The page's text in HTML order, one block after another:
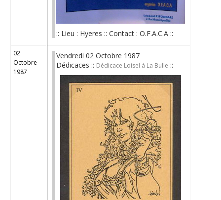
:: Lieu : Hyeres :: Contact : O.F.A.C.A ::
02
Octobre
1987
Vendredi 02 Octobre 1987
Dédicaces :: Dédicace Loisel à La Bulle ::